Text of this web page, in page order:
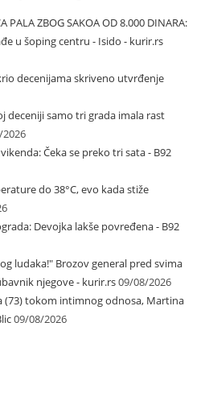
PALA ZBOG SAKOA OD 8.000 DINARA:
u šoping centru - Isido - kurir.rs
decenijama skriveno utvrđenje
deceniji samo tri grada imala rast
Čeka se preko tri sata - B92
do 38°C, evo kada stiže
Devojka lakše povređena - B92
ludaka!" Brozov general pred svima
njegove - kurir.rs09/08/2026
(73) tokom intimnog odnosa, Martina
09/08/2026